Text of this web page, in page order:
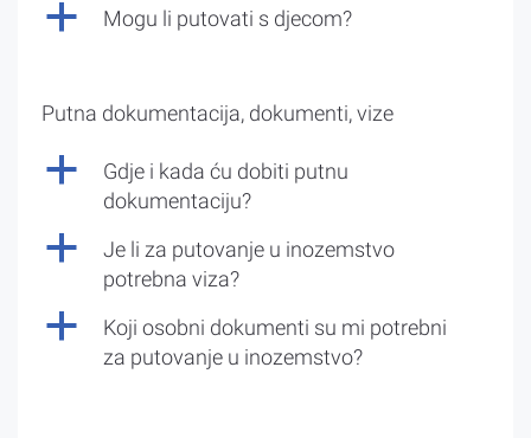
a Mogu li putovati s djecom?
Putna dokumentacija, dokumenti, vize
a
Gdje i kada ću dobiti putnu
dokumentaciju?
a
Je li za putovanje u inozemstvo
potrebna viza?
a
Koji osobni dokumenti su mi potrebni
za putovanje u inozemstvo?